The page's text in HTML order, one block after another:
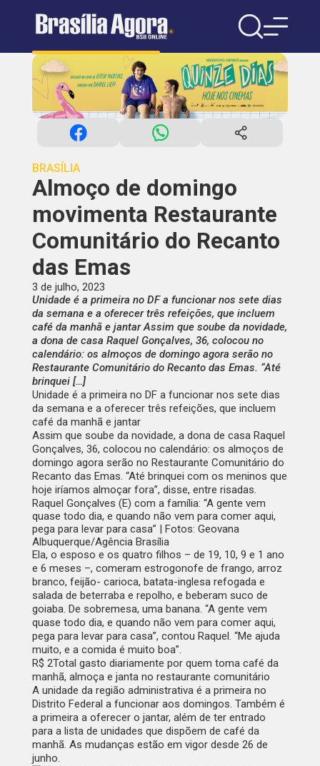
BRASÍLIA
Almoço de domingo
movimenta Restaurante
Comunitário do Recanto
das Emas
3 de julho, 2023
Unidade é a primeira no DF a funcionar nos sete dias
da semana e a oferecer três refeições, que incluem
café da manhã e jantar Assim que soube da novidade,
a dona de casa Raquel Gonçalves, 36, colocou no
calendário: os almoços de domingo agora serão no
Restaurante Comunitário do Recanto das Emas. “Até
brinquei […]
Unidade é a primeira no DF a funcionar nos sete dias
da semana e a oferecer três refeições, que incluem
café da manhã e jantar
Assim que soube da novidade, a dona de casa Raquel
Gonçalves, 36, colocou no calendário: os almoços de
domingo agora serão no Restaurante Comunitário do
Recanto das Emas. “Até brinquei com os meninos que
hoje iríamos almoçar fora”, disse, entre risadas.
Raquel Gonçalves (E) com a família: “A gente vem
quase todo dia, e quando não vem para comer aqui,
pega para levar para casa” | Fotos: Geovana
Albuquerque/Agência Brasília
Ela, o esposo e os quatro filhos – de 19, 10, 9 e 1 ano
e 6 meses –, comeram estrogonofe de frango, arroz
branco, feijão- carioca, batata-inglesa refogada e
salada de beterraba e repolho, e beberam suco de
goiaba. De sobremesa, uma banana. “A gente vem
quase todo dia, e quando não vem para comer aqui,
pega para levar para casa”, contou Raquel. “Me ajuda
muito, e a comida é muito boa”.
R$ 2Total gasto diariamente por quem toma café da
manhã, almoça e janta no restaurante comunitário
A unidade da região administrativa é a primeira no
Distrito Federal a funcionar aos domingos. Também é
a primeira a oferecer o jantar, além de ter entrado
para a lista de unidades que dispõem de café da
manhã. As mudanças estão em vigor desde 26 de
junho.